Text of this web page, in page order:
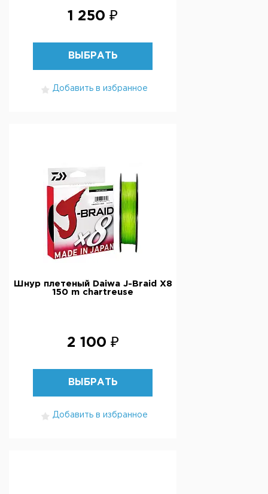
1 250 ₽
ВЫБРАТЬ
Добавить в избранное
Шнур плетеный Daiwa J-Braid X8
150 m chartreuse
2 100 ₽
ВЫБРАТЬ
Добавить в избранное